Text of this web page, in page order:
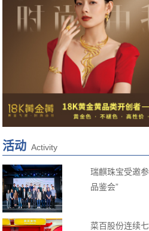
活动 Activity
瑞麒珠宝受邀
品鉴会”
菜百股份连续